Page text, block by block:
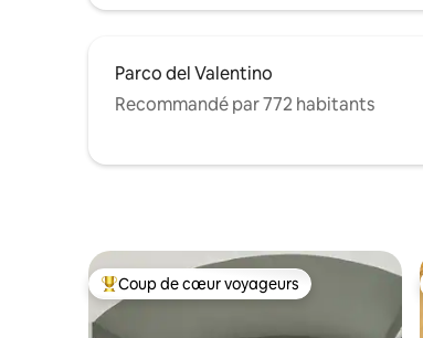
Parco del Valentino
Recommandé par 772 habitants
Coups de cœur voyageurs les plus appréciés
Coup de cœur voyageurs